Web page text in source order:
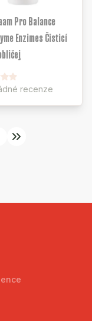
Pro Balance
Enzimes Čisticí
recenze